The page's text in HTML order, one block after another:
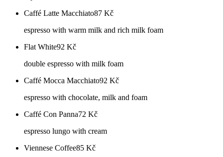
Caffé Latte Macchiato87 Kč
espresso with warm milk and rich milk foam
Flat White92 Kč
double espresso with milk foam
Caffé Mocca Macchiato92 Kč
espresso with chocolate, milk and foam
Caffé Con Panna72 Kč
espresso lungo with cream
Viennese Coffee85 Kč